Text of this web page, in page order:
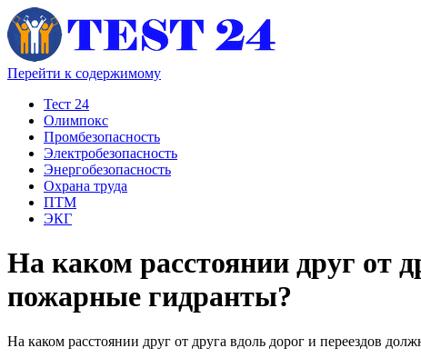
Перейти к содержимому
Тест 24
Олимпокс
Промбезопасность
Электробезопасность
Энергобезопасность
Охрана труда
ПТМ
ЭКГ
На каком расстоянии друг от
пожарные гидранты?
На каком расстоянии друг от друга вдоль дорог и переездов